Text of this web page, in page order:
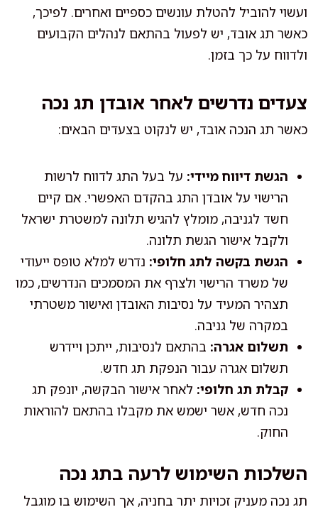
ועשוי להוביל להטלת עונשים כספיים ואחרים. לפיכך,
כאשר תג אובד, יש לפעול בהתאם לנהלים הקבועים
ולדווח על כך בזמן.
צעדים נדרשים לאחר אובדן תג נכה
כאשר תג הנכה אובד, יש לנקוט בצעדים הבאים:
הגשת דיווח מיידי: על בעל התג לדווח לרשות
הרישוי על אובדן התג בהקדם האפשרי. אם קיים
חשד לגניבה, מומלץ להגיש תלונה למשטרת ישראל
ולקבל אישור הגשת תלונה.
הגשת בקשה לתג חלופי: נדרש למלא טופס ייעודי
של משרד הרישוי ולצרף את המסמכים הנדרשים, כמו
תצהיר המעיד על נסיבות האובדן ואישור משטרתי
במקרה של גניבה.
תשלום אגרה: בהתאם לנסיבות, ייתכן ויידרש
תשלום אגרה עבור הנפקת תג חדש.
קבלת תג חלופי: לאחר אישור הבקשה, יונפק תג
נכה חדש, אשר ישמש את מקבלו בהתאם להוראות
החוק.
השלכות השימוש לרעה בתג נכה
תג נכה מעניק זכויות יתר בחניה, אך השימוש בו מוגבל